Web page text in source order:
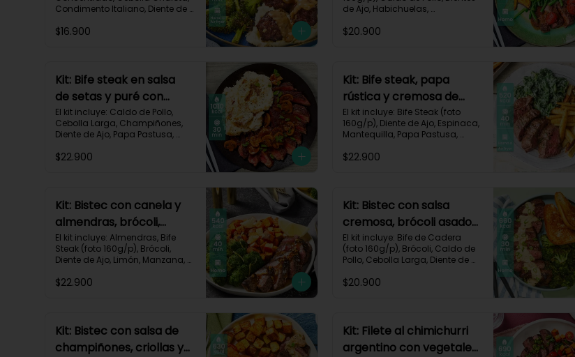
Condimento Italiano, Diente de
Res Molida (150g/p), Salsa de
$16.900
de Ajo, Habichuelas,
Romero, Tomate Tipo Cherry,
Carbohidratos 47g | Proteínas
28g | Grasas 40g
$20.900
Kit: Bife steak en salsa
de setas y puré con
queso-36
El kit incluye: Caldo de Pollo,
Cebolla Larga, Champiñones,
Diente de Ajo, Papa Pastusa,
steak (foto 160g/p), Sour Cream
67g | Proteinas 62g
$22.900
Kit: Bife steak, papa
rústica y cremosa de
espinacas-12
El kit incluye: Bife Steak (foto
160g/p), Diente de Ajo, Espinaca,
Mantequilla, Papa Pastusa,
Impresa.
$22.900
Kit: Bistec con canela y
almendras, brócoli,
zanahorias asadas y
manzana-60
El kit incluye: Almendras, Bife
Steak (foto 160g/p), Brócoli,
Diente de Ajo, Limón, Manzana,
Paprika, Zanahoria, Receta
35g | Grasas 26g
$22.900
Kit: Bistec con salsa
cremosa, brócoli asado
y pan de ajo-67
El kit incluye: Bife de Cadera
(foto 160g/p), Brócoli, Caldo de
Pollo, Cebolla Larga, Diente de
Pan Hamburguesa, Sour Cream,
39g | Proteínas 36g
$20.900
Kit: Bistec con salsa de
champiñones, criollas y
Kit: Filete al chimichurri
argentino con vegetales